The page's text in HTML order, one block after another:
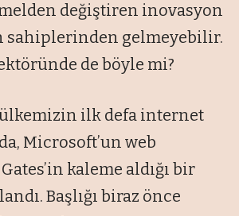
değiştiren inovasyon
sahiplerinden gelmeyebilir.
de böyle mi?
ülkemizin ilk defa internet
Microsoft’un web
kaleme aldığı bir
Başlığı biraz önce